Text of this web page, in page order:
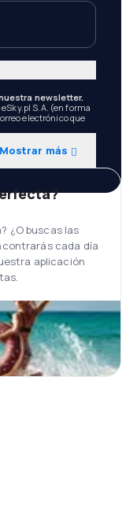
newsletter.
S.A. (en forma
electrónico que
Mostrar más
¿O buscas las
cada día
aplicación